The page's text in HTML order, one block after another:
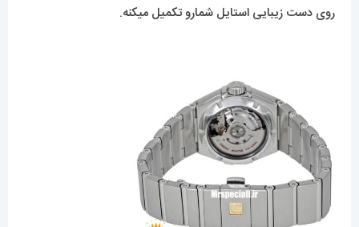
روی دست زیبایی استایل شمارو تکمیل میکنه.